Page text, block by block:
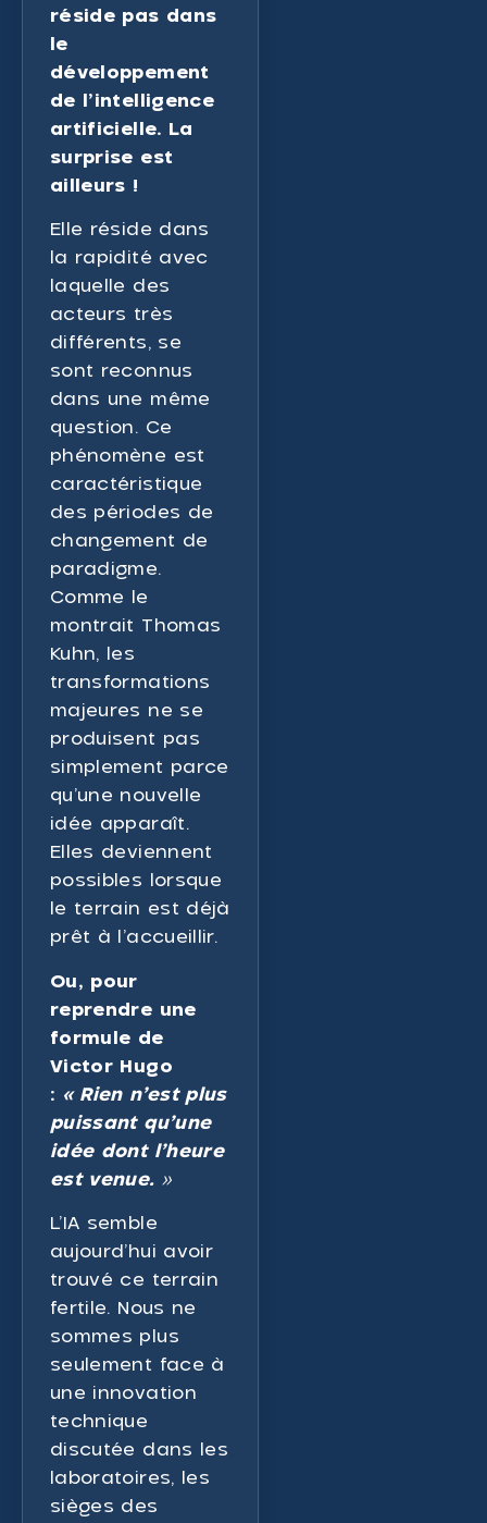
réside pas dans
le
développement
de l’intelligence
artificielle. La
surprise est
ailleurs !
Elle réside dans
la rapidité avec
laquelle des
acteurs très
différents, se
sont reconnus
dans une même
question. Ce
phénomène est
caractéristique
des périodes de
changement de
paradigme.
Comme le
montrait Thomas
Kuhn, les
transformations
majeures ne se
produisent pas
simplement parce
qu’une nouvelle
idée apparaît.
Elles deviennent
possibles lorsque
le terrain est déjà
prêt à l’accueillir.
Ou, pour
reprendre une
formule de
Victor Hugo
: « Rien n’est plus
puissant qu’une
idée dont l’heure
est venue. »
L’IA semble
aujourd’hui avoir
trouvé ce terrain
fertile. Nous ne
sommes plus
seulement face à
une innovation
technique
discutée dans les
laboratoires, les
sièges des